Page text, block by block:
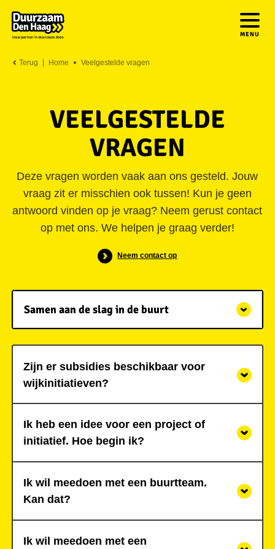
MENU
Terug Home Veelgestelde vragen
VEELGESTELDE
VRAGEN
Deze vragen worden vaak aan ons gesteld. Jouw
vraag zit er misschien ook tussen! Kun je geen
antwoord vinden op je vraag? Neem gerust contact
op met ons. We helpen je graag verder!
Neem contact op
Samen aan de slag in de buurt
Zijn er subsidies beschikbaar voor
wijkinitiatieven?
Ik heb een idee voor een project of
initiatief. Hoe begin ik?
Ik wil meedoen met een buurtteam.
Kan dat?
Ik wil meedoen met een